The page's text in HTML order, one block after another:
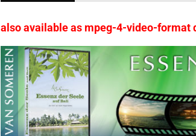
also available as mpeg-4-video-format